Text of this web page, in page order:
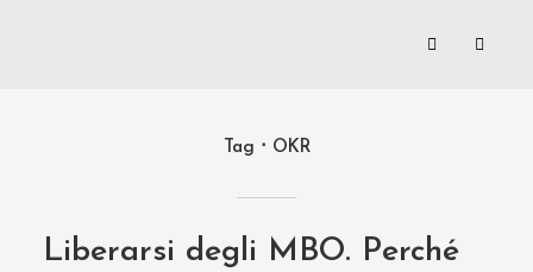
Tag OKR
Liberarsi degli MBO. Perché